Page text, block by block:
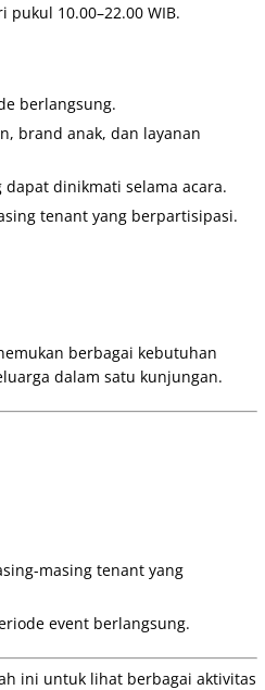
pukul 10.00–22.00 WIB.
berlangsung.
brand anak, dan layanan
dinikmati selama acara.
tenant yang berpartisipasi.
berbagai kebutuhan
dalam satu kunjungan.
masing tenant yang
event berlangsung.
ini untuk lihat berbagai aktivitas